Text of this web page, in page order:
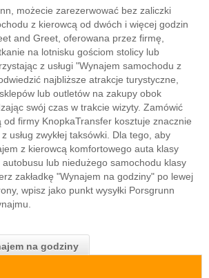
na godziny
możecie zarezerwować bez zaliczki
z kierowcą od dwóch i więcej godzin
and Greet, oferowana przez firmę,
na lotnisku gościom stolicy lub
z usługi "Wynajem samochodu z
najbliższe atrakcje turystyczne,
lub outletów na zakupy obok
swój czas w trakcie wizyty. Zamówić
od firmy KnopkaTransfer kosztuje znacznie
usług zwykłej taksówki. Dla tego, aby
z kierowcą komfortowego auta klasy
lub niedużego samochodu klasy
zakładkę "Wynajem na godziny" po lewej
wpisz jako punkt wysyłki Porsgrunn